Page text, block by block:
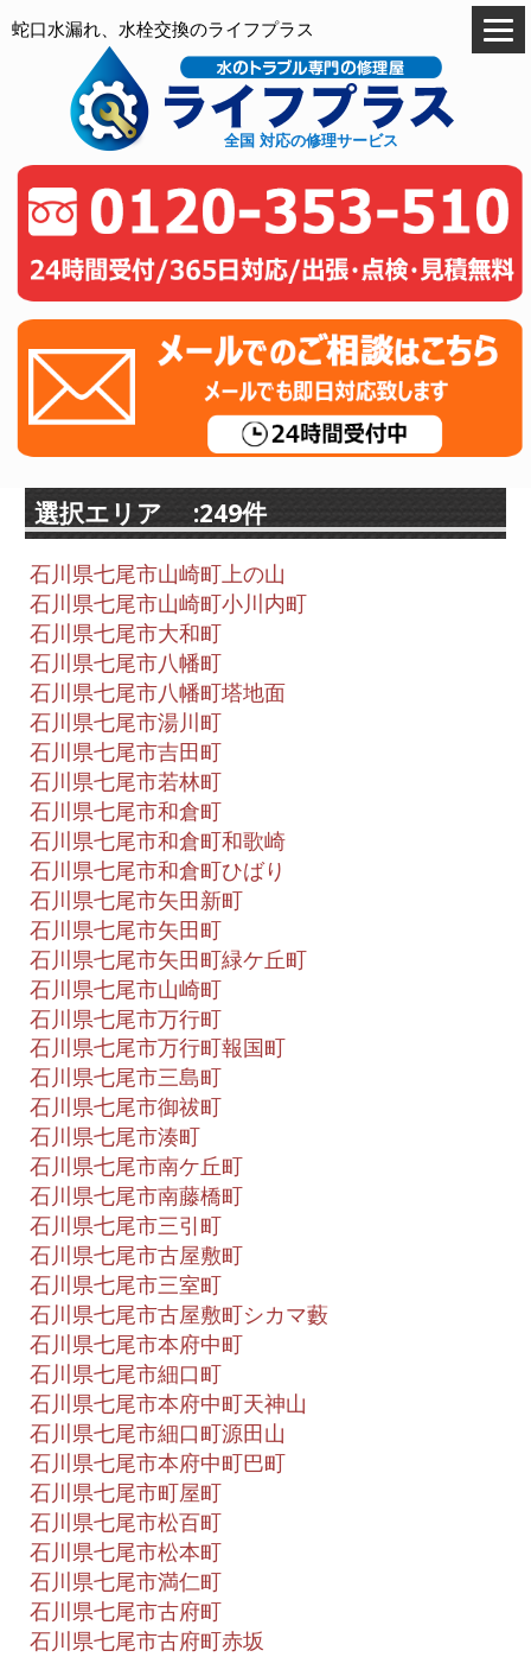
蛇口水漏れ、水栓交換のライフプラス
全国 対応の修理サービス
選択エリア :249件
石川県七尾市山崎町上の山
石川県七尾市山崎町小川内町
石川県七尾市大和町
石川県七尾市八幡町
石川県七尾市八幡町塔地面
石川県七尾市湯川町
石川県七尾市吉田町
石川県七尾市若林町
石川県七尾市和倉町
石川県七尾市和倉町和歌崎
石川県七尾市和倉町ひばり
石川県七尾市矢田新町
石川県七尾市矢田町
石川県七尾市矢田町緑ケ丘町
石川県七尾市山崎町
石川県七尾市万行町
石川県七尾市万行町報国町
石川県七尾市三島町
石川県七尾市御祓町
石川県七尾市湊町
石川県七尾市南ケ丘町
石川県七尾市南藤橋町
石川県七尾市三引町
石川県七尾市古屋敷町
石川県七尾市三室町
石川県七尾市古屋敷町シカマ藪
石川県七尾市本府中町
石川県七尾市細口町
石川県七尾市本府中町天神山
石川県七尾市細口町源田山
石川県七尾市本府中町巴町
石川県七尾市町屋町
石川県七尾市松百町
石川県七尾市松本町
石川県七尾市満仁町
石川県七尾市古府町
石川県七尾市古府町赤坂